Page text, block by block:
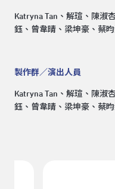
Katryna Tan、解瑄、陳淑
鈺、曾韋晴、梁坤豪、蔡
製作群／演出人員
Katryna Tan、解瑄、陳淑
鈺、曾韋晴、梁坤豪、蔡